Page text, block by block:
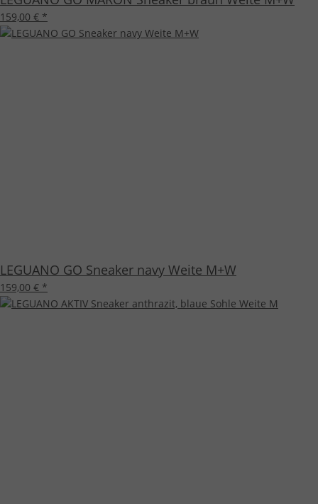
159,00 € *
LEGUANO GO Sneaker navy Weite M+W
159,00 € *